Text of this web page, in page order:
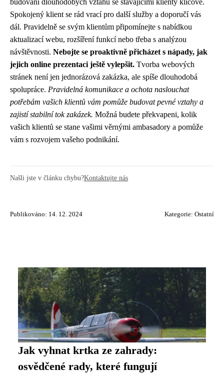
budování dlouhodobých vztahů se stávajícími klienty klíčové.
Spokojený klient se rád vrací pro další služby a doporučí vás
dál. Pravidelně se svým klientům připomínejte s nabídkou
aktualizací webu, rozšíření funkcí nebo třeba s analýzou
návštěvnosti. Nebojte se proaktivně přicházet s nápady, jak
jejich online prezentaci ještě vylepšit. Tvorba webových
stránek není jen jednorázová zakázka, ale spíše dlouhodobá
spolupráce. Pravidelná komunikace a ochota naslouchat
potřebám vašich klientů vám pomůže budovat pevné vztahy a
zajistí stabilní tok zakázek. Možná budete překvapeni, kolik
vašich klientů se stane vašimi věrnými ambasadory a pomůže
vám s rozvojem vašeho podnikání.
Našli jste v článku chybu?Kontaktujte nás
Publikováno: 14. 12. 2024 Kategorie: Ostatní
Jak vyhnat krtka ze zahrady:
osvědčené rady, které fungují